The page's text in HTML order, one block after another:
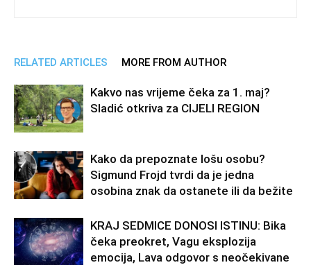
RELATED ARTICLES MORE FROM AUTHOR
Kakvo nas vrijeme čeka za 1. maj?
Sladić otkriva za CIJELI REGION
Kako da prepoznate lošu osobu?
Sigmund Frojd tvrdi da je jedna
osobina znak da ostanete ili da bežite
KRAJ SEDMICE DONOSI ISTINU: Bika
čeka preokret, Vagu eksplozija
emocija, Lava odgovor s neočekivane